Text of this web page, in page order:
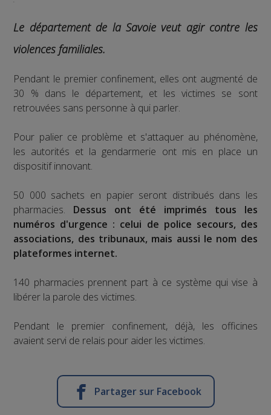
Le département de la Savoie veut agir contre les
violences familiales.
Pendant le premier confinement, elles ont augmenté de
30 % dans le département, et les victimes se sont
retrouvées sans personne à qui parler.
Pour palier ce problème et s'attaquer au phénomène,
les autorités et la gendarmerie ont mis en place un
dispositif innovant.
50 000 sachets en papier seront distribués dans les
pharmacies. Dessus ont été imprimés tous les
numéros d'urgence : celui de police secours, des
associations, des tribunaux, mais aussi le nom des
plateformes internet.
140 pharmacies prennent part à ce système qui vise à
libérer la parole des victimes.
Pendant le premier confinement, déjà, les officines
avaient servi de relais pour aider les victimes.
Partager sur Facebook